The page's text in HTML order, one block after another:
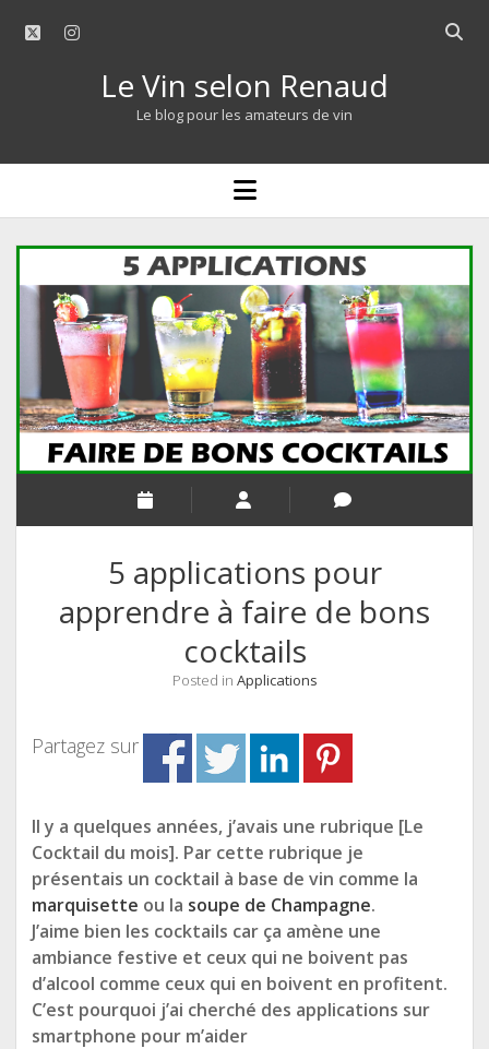
twitterinstagram
Open
Le Vin selon Renaud
Le blog pour les amateurs de vin
open
menu
5 applications pour
apprendre à faire de bons
cocktails
Posted in Applications
Partagez sur
Il y a quelques années, j’avais une rubrique [Le
Cocktail du mois]. Par cette rubrique je
présentais un cocktail à base de vin comme la
marquisette ou la soupe de Champagne.
J’aime bien les cocktails car ça amène une
ambiance festive et ceux qui ne boivent pas
d’alcool comme ceux qui en boivent en profitent.
C’est pourquoi j’ai cherché des applications sur
smartphone pour m’aider